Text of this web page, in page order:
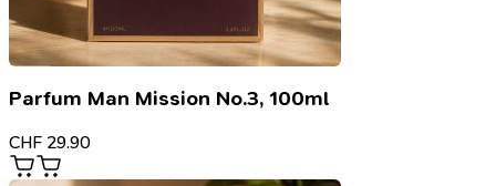
Parfum Man Mission No.3, 100ml
CHF 29.90